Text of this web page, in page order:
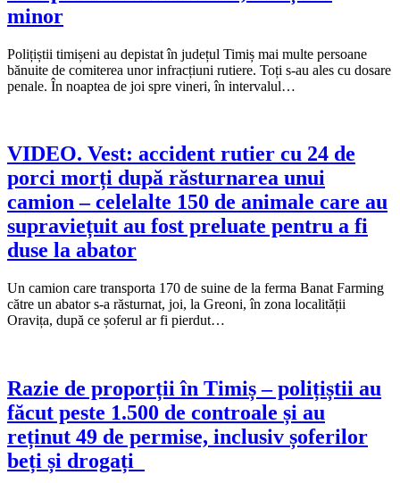
minor
Polițiștii timișeni au depistat în județul Timiș mai multe persoane
bănuite de comiterea unor infracțiuni rutiere. Toți s-au ales cu dosare
penale. În noaptea de joi spre vineri, în intervalul…
VIDEO. Vest: accident rutier cu 24 de
porci morți după răsturnarea unui
camion – celelalte 150 de animale care au
supraviețuit au fost preluate pentru a fi
duse la abator
Un camion care transporta 170 de suine de la ferma Banat Farming
către un abator s-a răsturnat, joi, la Greoni, în zona localității
Oravița, după ce șoferul ar fi pierdut…
Razie de proporții în Timiș – polițiștii au
făcut peste 1.500 de controale și au
reținut 49 de permise, inclusiv șoferilor
beți și drogați